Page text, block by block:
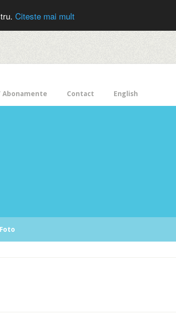
Citeste mai mult
Abonamente Contact English
Foto